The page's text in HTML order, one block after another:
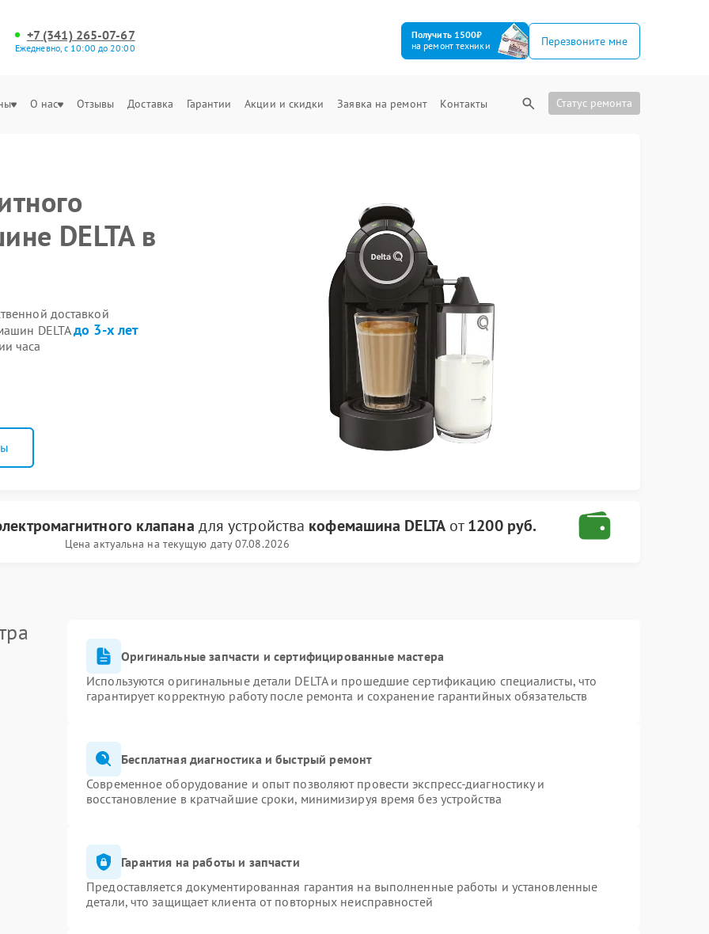
+7 (341) 265-07-67
Ежедневно, с 10:00 до 20:00
Получить 1500₽
на ремонт техники
Перезвоните мне
О нас Отзывы Доставка Гарантии Акции и скидки Заявка на ремонт Контакты Статус ремонта
DELTA в
доставкой
DELTAдо 3-х лет
часа
клапана для устройства кофемашина DELTAот1200 руб.
Цена актуальна на текущую дату 07.08.2026
Оригинальные запчасти и сертифицированные мастера
Используются оригинальные детали DELTA и прошедшие сертификацию специалисты, что
гарантирует корректную работу после ремонта и сохранение гарантийных обязательств
Бесплатная диагностика и быстрый ремонт
Современное оборудование и опыт позволяют провести экспресс-диагностику и
восстановление в кратчайшие сроки, минимизируя время без устройства
Гарантия на работы и запчасти
Предоставляется документированная гарантия на выполненные работы и установленные
детали, что защищает клиента от повторных неисправностей